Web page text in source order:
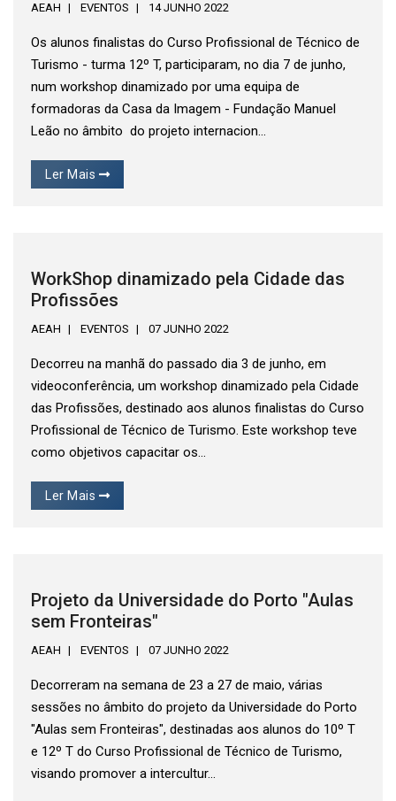
AEAH EVENTOS 14 JUNHO 2022
Os alunos finalistas do Curso Profissional de Técnico de
Turismo - turma 12º T, participaram, no dia 7 de junho,
num workshop dinamizado por uma equipa de
formadoras da Casa da Imagem - Fundação Manuel
Leão no âmbito do projeto internacion...
Ler Mais
WorkShop dinamizado pela Cidade das
Profissões
AEAH EVENTOS 07 JUNHO 2022
Decorreu na manhã do passado dia 3 de junho, em
videoconferência, um workshop dinamizado pela Cidade
das Profissões, destinado aos alunos finalistas do Curso
Profissional de Técnico de Turismo. Este workshop teve
como objetivos capacitar os...
Ler Mais
Projeto da Universidade do Porto "Aulas
sem Fronteiras"
AEAH EVENTOS 07 JUNHO 2022
Decorreram na semana de 23 a 27 de maio, várias
sessões no âmbito do projeto da Universidade do Porto
"Aulas sem Fronteiras", destinadas aos alunos do 10º T
e 12º T do Curso Profissional de Técnico de Turismo,
visando promover a intercultur...